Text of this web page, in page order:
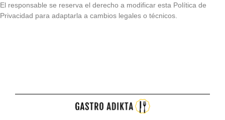
El responsable se reserva el derecho a modificar esta Política de
Privacidad para adaptarla a cambios legales o técnicos.